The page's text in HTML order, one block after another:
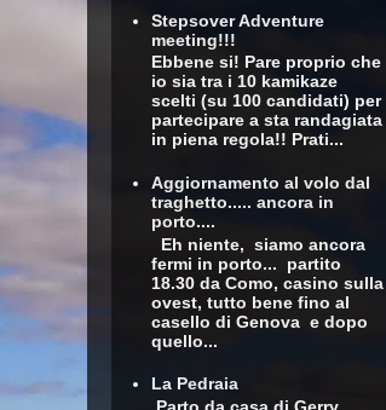
Stepsover Adventure
meeting!!!
Ebbene si! Pare proprio che
io sia tra i 10 kamikaze
scelti (su 100 candidati) per
partecipare a sta randagiata
in piena regola!! Prati...
Aggiornamento al volo dal
traghetto..... ancora in
porto....
Eh niente, siamo ancora
fermi in porto... partito
18.30 da Como, casino sulla
ovest, tutto bene fino al
casello di Genova e dopo
quello...
La Pedraia